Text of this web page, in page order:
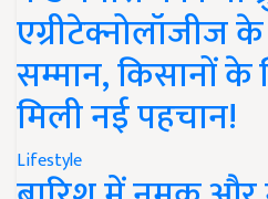
एग्रीटेक्नोलॉजीज
सम्मान, किसानों के
मिली नई पहचान!
Lifestyle